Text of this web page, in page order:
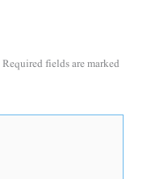
Required fields are marked